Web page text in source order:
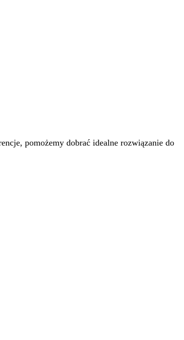
pomożemy dobrać idealne rozwiązanie do